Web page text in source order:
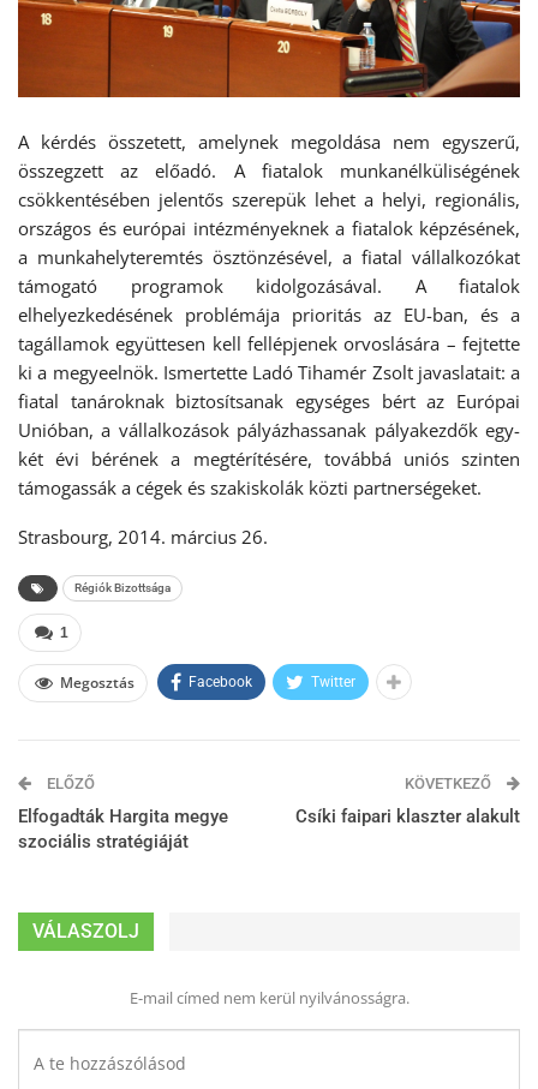
A kérdés összetett, amelynek megoldása nem egyszerű,
összegzett az előadó. A fiatalok munkanélküliségének
csökkentésében jelentős szerepük lehet a helyi, regionális,
országos és európai intézményeknek a fiatalok képzésének,
a munkahelyteremtés ösztönzésével, a fiatal vállalkozókat
támogató programok kidolgozásával. A fiatalok
elhelyezkedésének problémája prioritás az EU-ban, és a
tagállamok együttesen kell fellépjenek orvoslására – fejtette
ki a megyeelnök. Ismertette Ladó Tihamér Zsolt javaslatait: a
fiatal tanároknak biztosítsanak egységes bért az Európai
Unióban, a vállalkozások pályázhassanak pályakezdők egy-
két évi bérének a megtérítésére, továbbá uniós szinten
támogassák a cégek és szakiskolák közti partnerségeket.
Strasbourg, 2014. március 26.
Régiók Bizottsága
1
Megosztás Facebook Twitter
ELŐZŐ
Elfogadták Hargita megye
szociális stratégiáját
KÖVETKEZŐ
Csíki faipari klaszter alakult
VÁLASZOLJ
E-mail címed nem kerül nyilvánosságra.